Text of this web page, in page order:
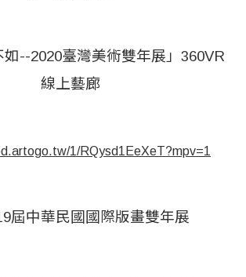
如--2020臺灣美術雙年展」360VR
線上藝廊
1/RQysd1EeXeT?mpv=1
屆中華民國國際版畫雙年展